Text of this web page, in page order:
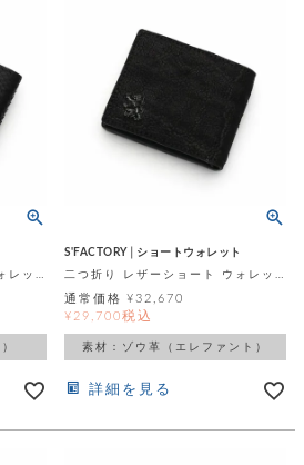
S'FACTORY│ショートウォレット
通常価格 ¥32,670
¥ 29,700税込
素材：ゾウ革（エレファント）
詳細を見る